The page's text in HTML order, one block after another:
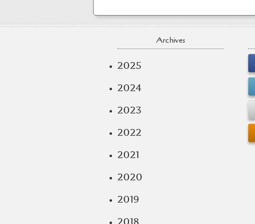
Archives
2025
2024
2023
2022
2021
2020
2019
2018